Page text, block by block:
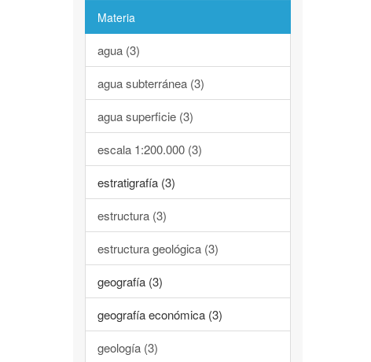
Materia
agua (3)
agua subterránea (3)
agua superficie (3)
escala 1:200.000 (3)
estratigrafía (3)
estructura (3)
estructura geológica (3)
geografía (3)
geografía económica (3)
geología (3)